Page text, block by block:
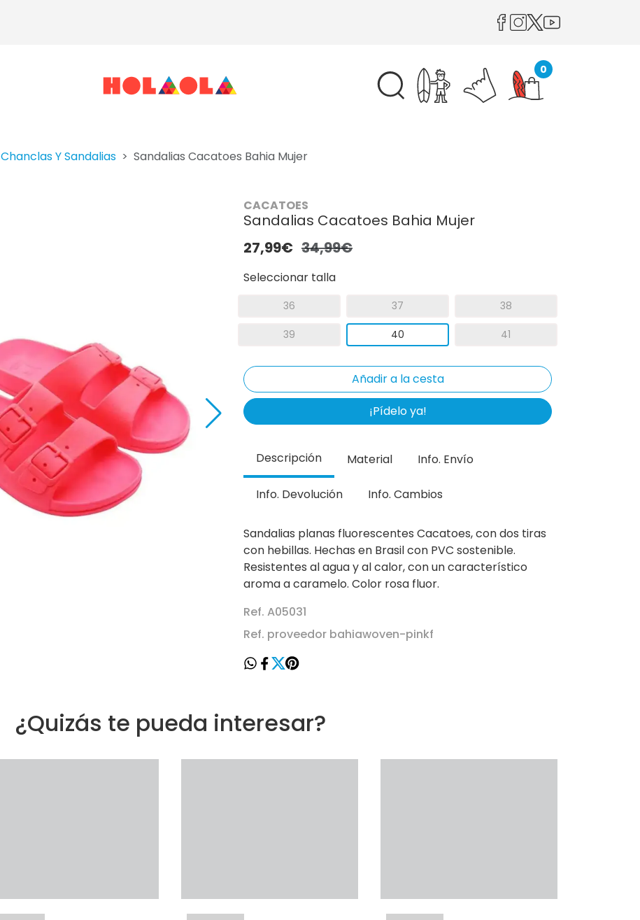
0
Chanclas Y Sandalias Sandalias Cacatoes Bahia Mujer
CACATOES
Sandalias Cacatoes Bahia Mujer
27,99€ 34,99€
Seleccionar talla
36 37 38
39 40 41
¡Pídelo ya!
Descripción Material Info. Envío
Info. Devolución Info. Cambios
Sandalias planas fluorescentes Cacatoes, con dos tiras
con hebillas. Hechas en Brasil con PVC sostenible.
Resistentes al agua y al calor, con un característico
aroma a caramelo. Color rosa fluor.
Ref. A05031
Ref. proveedor bahiawoven-pinkf
¿Quizás te pueda interesar?